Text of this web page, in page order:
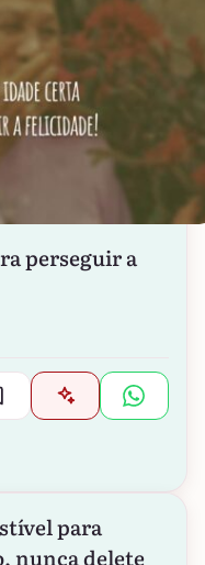
perseguir a
para
nunca delete